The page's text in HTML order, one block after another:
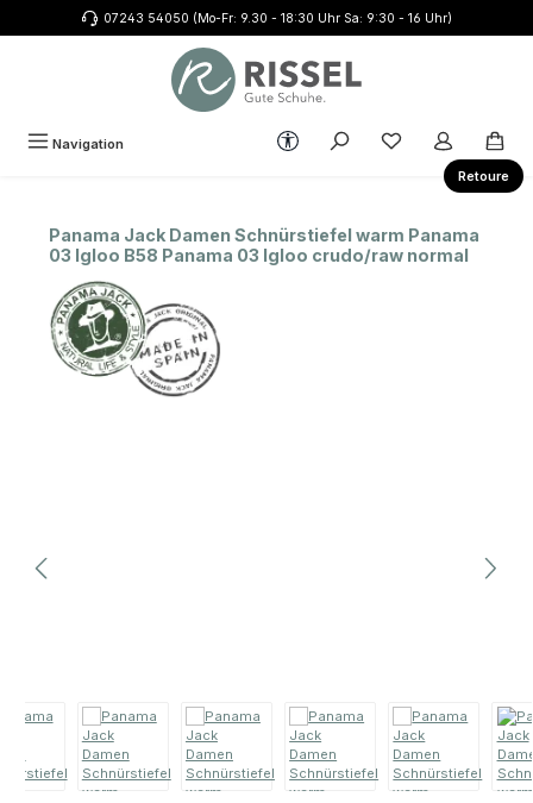
Zum Hauptinhalt springen07243 54050 (Mo-Fr: 9.30 - 18:30 Uhr Sa: 9:30 - 16 Uhr)
Retoure
Navigation Werkzeugleiste anzeigen
Du hast 0
Panama Jack Damen Schnürstiefel warm Panama
03 Igloo B58 Panama 03 Igloo crudo/raw normal